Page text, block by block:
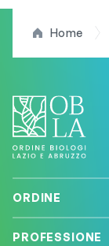
Home
ORDINE
PROFESSIONE